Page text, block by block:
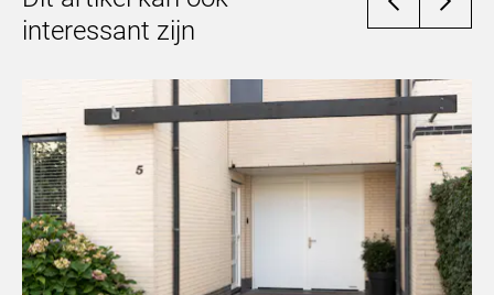
interessant zijn